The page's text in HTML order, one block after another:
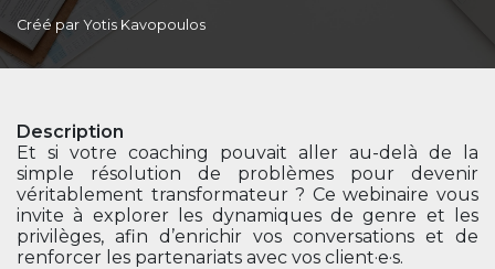
Créé par Yotis Kavopoulos
Description
Et si votre coaching pouvait aller au-delà de la
simple résolution de problèmes pour devenir
véritablement transformateur ? Ce webinaire vous
invite à explorer les dynamiques de genre et les
privilèges, afin d’enrichir vos conversations et de
renforcer les partenariats avec vos client·e·s.